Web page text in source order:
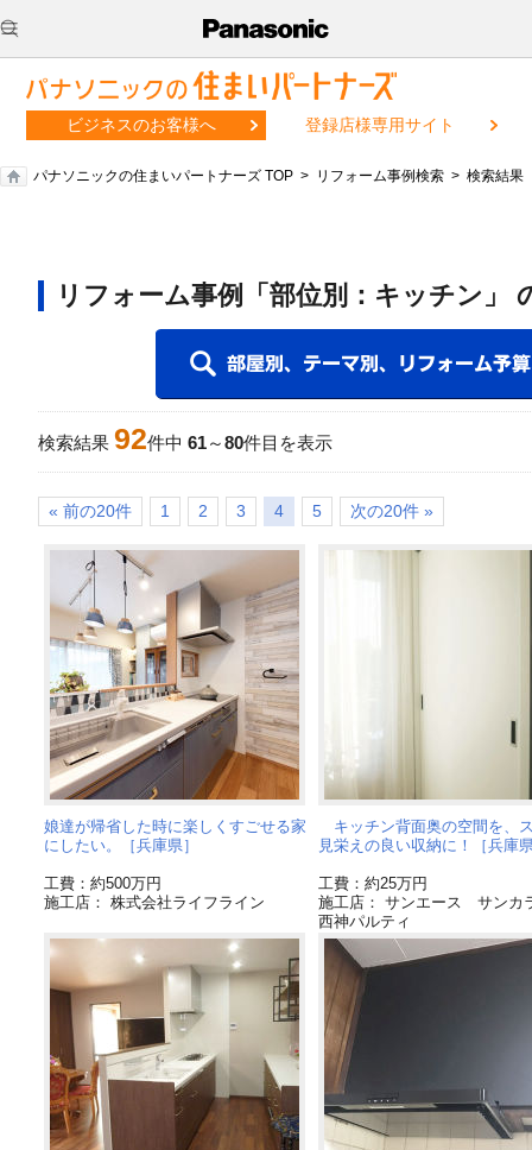
ビジネスのお客様へ 登録店様専用サイト
パナソニックの住まいパートナーズ TOP リフォーム事例検索 検索結果
リフォーム事例「部位別：キッチン」
検索結果 92件中 61～80件目を表示
« 前の20件 1 2 3 4 5 次の20件 »
娘達が帰省した時に楽しくすごせる家
にしたい。［兵庫県］
工費：約500万円
施工店： 株式会社ライフライン
キッチン背面奥の空間を、
見栄えの良い収納に！［兵庫
工費：約25万円
施工店： サンエース サンカ
西神パルティ